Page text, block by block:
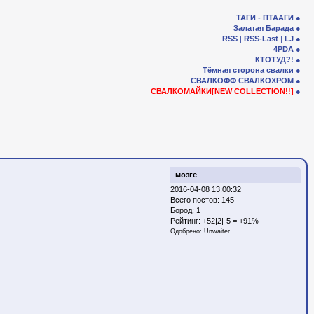
ТАГИ - ПТААГИ
Залатая Барада
RSS | RSS-Last | LJ
4PDA
КТОТУД?!
Тёмная сторона свалки
СВАЛКОФФ СВАЛКОХРОМ
СВАЛКОМАЙКИ[NEW COLLECTION!!]
мозге
2016-04-08 13:00:32
Всего постов: 145
Бород: 1
Рейтинг: +52|2|-5 = +91%
Одобрено: Unwaiter